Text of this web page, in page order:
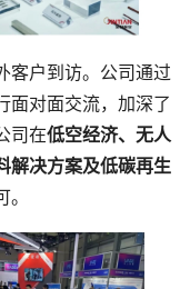
客户到访。公司通过
面对面交流，加深了
司在低空经济、无人
解决方案及低碳再生